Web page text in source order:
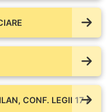
CONF. LEGII 17 /